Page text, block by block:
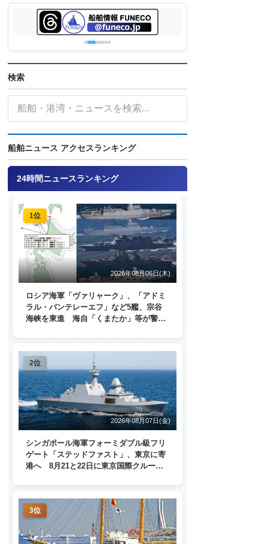
検索
船舶ニュース アクセスランキング
24時間ニュースランキング
1位
2026年08月06日(木)
ロシア海軍「ヴァリャーク」、「アドミ
ラル・パンテレーエフ」など5艦、宗谷
海峡を東進 海自「くまたか」等が警戒
2位
2026年08月07日(金)
シンガポール海軍フォーミダブル級フリ
ゲート「ステッドファスト」、東京に寄
港へ 8月21と22日に東京国際クルーズ
3位